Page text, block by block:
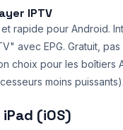
IPTV
rapide pour Android.
avec EPG. Gratuit, pas
choix pour les boîtiers
moins puissants).
(iOS)